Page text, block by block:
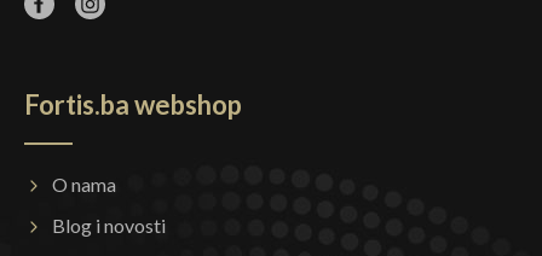
Fortis.ba webshop
O nama
Blog i novosti